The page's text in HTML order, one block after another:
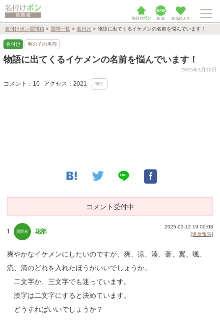
名付けポン質問箱 > 質問一覧 > 名付け > 物語に出てくるイケメンの名前を悩んでいます！
名付け 男の子の名前
物語に出てくるイケメンの名前を悩んでいます！
2025年3月12日
コメント：10 アクセス：2021 6
コメント受付中
1. 花部
2025-03-12 19:00:08
[違反報告]
爽やかなイケメンにしたいのですが、爽、涼、湊、蒼、翼、颯、
流、清のどれを入れたほうがいいでしょうか。
二文字か、三文字でも迷っています。
漢字は二文字にすると決めています。
どうすればいいでしょうか？